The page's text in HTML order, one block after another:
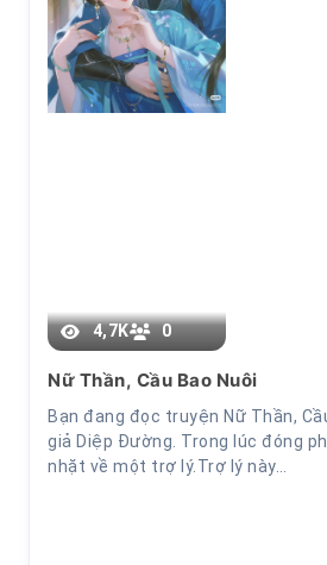
4,7K 0
Nữ Thần, Cầu Bao Nuôi
Bạn đang đọc truyện Nữ Thần,
giả Diệp Đường. Trong lúc đóng
nhặt về một trợ lý.Trợ lý này…